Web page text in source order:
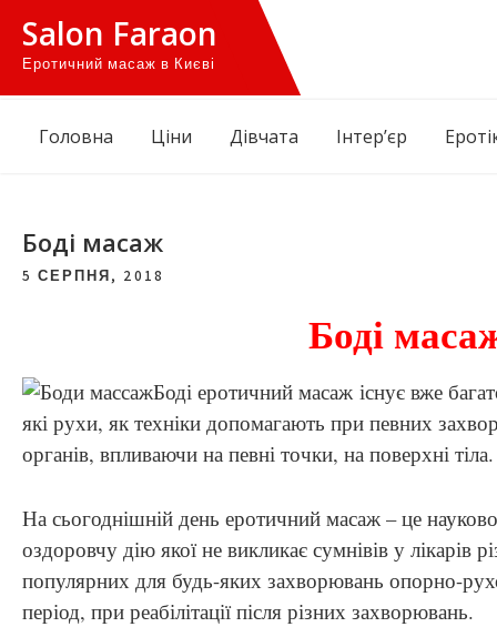
content
Salon Faraon
Еротичний масаж в Києві
Головна Ціни Дівчата Iнтер’єр
Боді масаж
5 СЕРПНЯ, 2018
Боді
Боді еротичний масаж існує вже
які рухи, як техніки допомагають при певних
органів, впливаючи на певні точки, на поверхні тіла.
На сьогоднішній день еротичний масаж – це
оздоровчу дію якої не викликає сумнівів у
популярних для будь-яких захворювань опорно-
період, при реабілітації після різних захворювань.